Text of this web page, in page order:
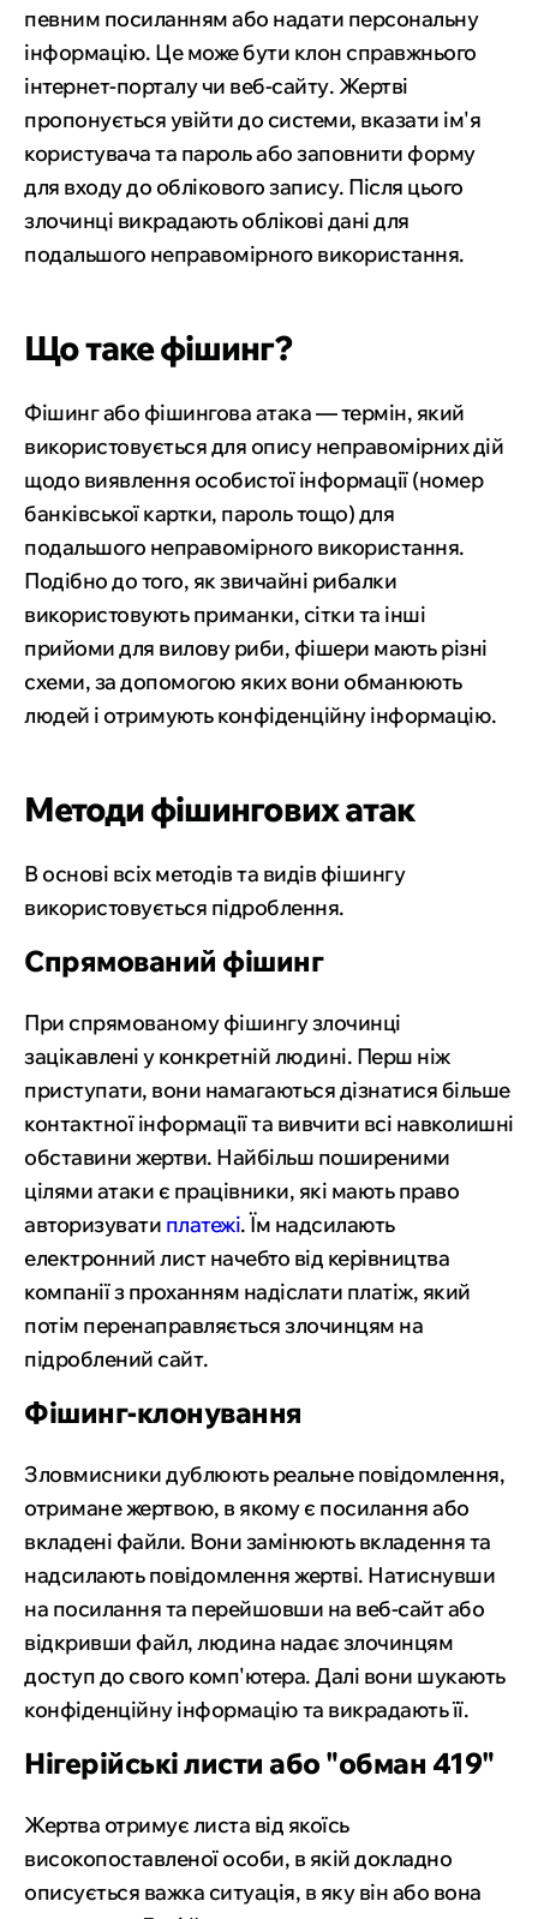
певним посиланням або надати персональну
інформацію. Це може бути клон справжнього
інтернет-порталу чи веб-сайту. Жертві
пропонується увійти до системи, вказати ім'я
користувача та пароль або заповнити форму
для входу до облікового запису. Після цього
злочинці викрадають облікові дані для
подальшого неправомірного використання.
Що таке фішинг?
Фішинг або фішингова атака — термін, який
використовується для опису неправомірних дій
щодо виявлення особистої інформації (номер
банківської картки, пароль тощо) для
подальшого неправомірного використання.
Подібно до того, як звичайні рибалки
використовують приманки, сітки та інші
прийоми для вилову риби, фішери мають різні
схеми, за допомогою яких вони обманюють
людей і отримують конфіденційну інформацію.
Методи фішингових атак
В основі всіх методів та видів фішингу
використовується підроблення.
Спрямований фішинг
При спрямованому фішингу злочинці
зацікавлені у конкретній людині. Перш ніж
приступати, вони намагаються дізнатися більше
контактної інформації та вивчити всі навколишні
обставини жертви. Найбільш поширеними
цілями атаки є працівники, які мають право
авторизувати платежі. Їм надсилають
електронний лист начебто від керівництва
компанії з проханням надіслати платіж, який
потім перенаправляється злочинцям на
підроблений сайт.
Фішинг-клонування
Зловмисники дублюють реальне повідомлення,
отримане жертвою, в якому є посилання або
вкладені файли. Вони замінюють вкладення та
надсилають повідомлення жертві. Натиснувши
на посилання та перейшовши на веб-сайт або
відкривши файл, людина надає злочинцям
доступ до свого комп'ютера. Далі вони шукають
конфіденційну інформацію та викрадають її.
Нігерійські листи або "обман 419"
Жертва отримує листа від якоїсь
високопоставленої особи, в якій докладно
описується важка ситуація, в яку він або вона